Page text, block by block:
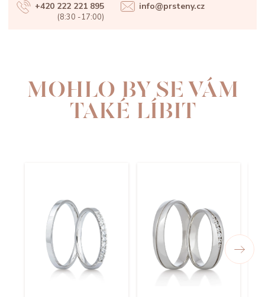
+420 222 221 895
(8:30 -17:00)
info@prsteny.cz
MOHLO BY SE VÁM
TAKÉ LÍBIT